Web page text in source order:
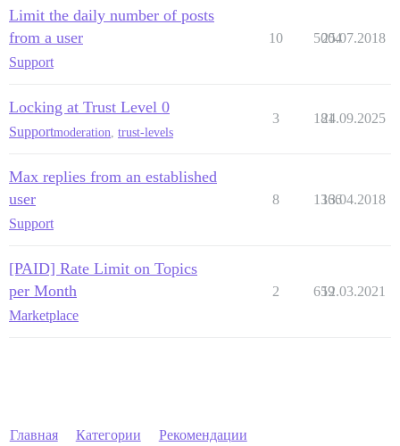
Limit the daily number of posts
from a user
Support
10 5004
25.07.2018
Locking at Trust Level 0
Supportmoderation trust-levels
3 181
24.09.2025
Max replies from an established
user
Support
8 1366
13.04.2018
[PAID] Rate Limit on Topics
per Month
Marketplace
2 659
12.03.2021
Главная Категории Рекомендации